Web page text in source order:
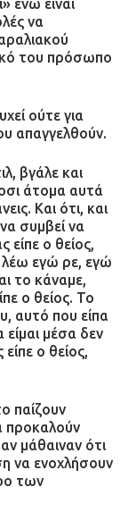
ενώ είναι
να
του πρόσωπο
ούτε για
απαγγελθούν.
βγάλε και
άτομα αυτά
Και ότι, και
συμβεί να
ο θείος,
λέω εγώ ρε, εγώ
το κάναμε,
ο θείος. Το
αυτό που είπα
μέσα δεν
ο θείος,
παίζουν
προκαλούν
μάθαιναν ότι
να ενοχλήσουν
των